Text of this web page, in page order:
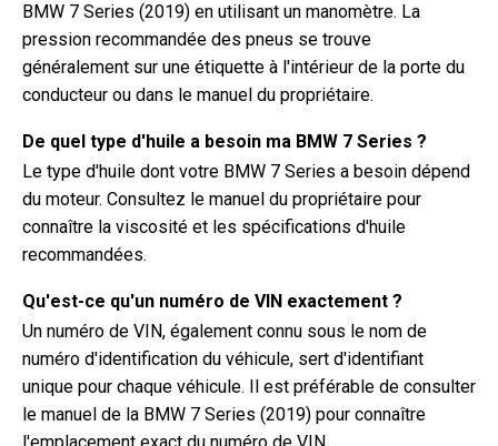
BMW 7 Series (2019) en utilisant un manomètre. La
pression recommandée des pneus se trouve
généralement sur une étiquette à l'intérieur de la porte du
conducteur ou dans le manuel du propriétaire.
De quel type d'huile a besoin ma BMW 7 Series ?
Le type d'huile dont votre BMW 7 Series a besoin dépend
du moteur. Consultez le manuel du propriétaire pour
connaître la viscosité et les spécifications d'huile
recommandées.
Qu'est-ce qu'un numéro de VIN exactement ?
Un numéro de VIN, également connu sous le nom de
numéro d'identification du véhicule, sert d'identifiant
unique pour chaque véhicule. Il est préférable de consulter
le manuel de la BMW 7 Series (2019) pour connaître